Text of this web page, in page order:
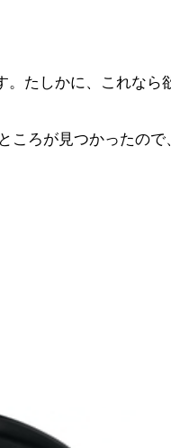
たしかに、これな
ころが見つかったので